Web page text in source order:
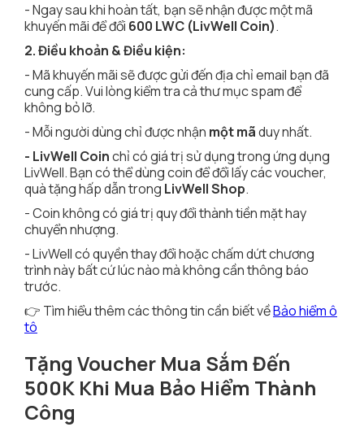
- Ngay sau khi hoàn tất, bạn sẽ nhận được một mã
khuyến mãi để đổi 600 LWC (LivWell Coin).
2. Điều khoản & Điều kiện:
- Mã khuyến mãi sẽ được gửi đến địa chỉ email bạn đã
cung cấp. Vui lòng kiểm tra cả thư mục spam để
không bỏ lỡ.
- Mỗi người dùng chỉ được nhận một mãduy nhất.
- LivWell Coinchỉ có giá trị sử dụng trong ứng dụng
LivWell. Bạn có thể dùng coin để đổi lấy các voucher,
quà tặng hấp dẫn trong LivWell Shop.
- Coin không có giá trị quy đổi thành tiền mặt hay
chuyển nhượng.
- LivWell có quyền thay đổi hoặc chấm dứt chương
trình này bất cứ lúc nào mà không cần thông báo
trước.
👉 Tìm hiểu thêm các thông tin cần biết vềBảo hiểm ô
tô
Tặng Voucher Mua Sắm Đến
500K Khi Mua Bảo Hiểm Thành
Công